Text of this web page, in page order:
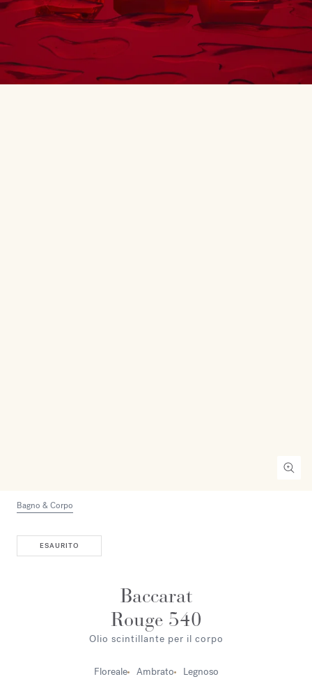
Bagno & Corpo
ESAURITO
Baccarat
Rouge 540
Olio scintillante per il corpo
Floreale Ambrato Legnoso